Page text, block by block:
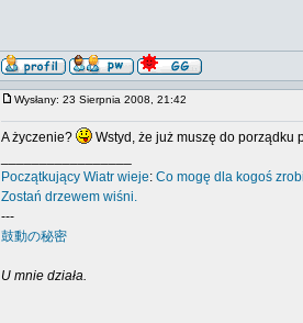
Wysłany: 23 Sierpnia 2008, 21:42
A życzenie?
Wstyd, że już muszę do porządku
Początkujący Wiatr wieje: Co mogę dla kogoś
Zostań drzewem wiśni.
---
鼓動の秘密
U mnie działa.